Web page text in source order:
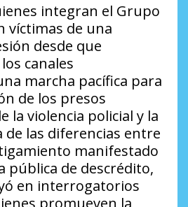
integran el Grupo
víctimas de una
desde que
canales
marcha pacífica para
de los presos
la violencia policial y la
de las diferencias entre
manifestado
pública de descrédito,
en interrogatorios
promueven la